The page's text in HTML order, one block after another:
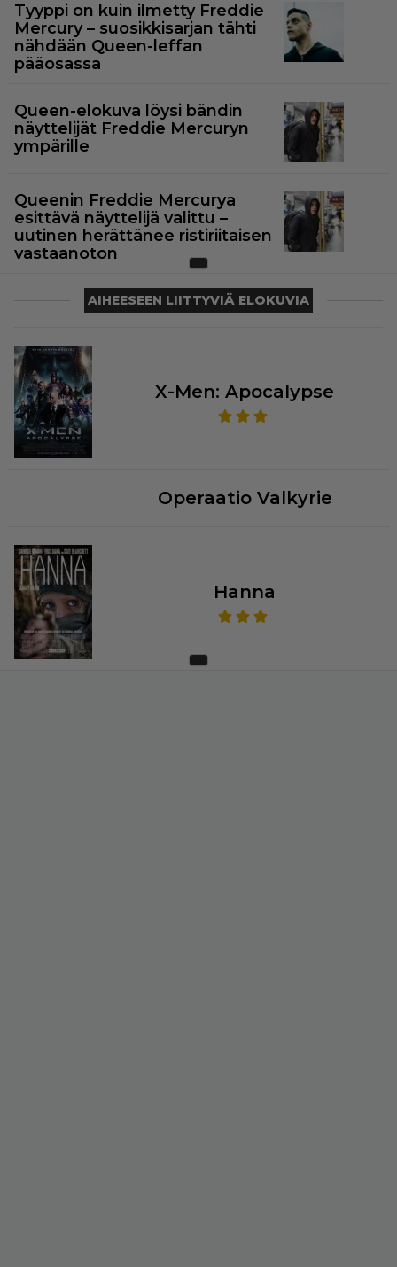
Tyyppi on kuin ilmetty Freddie
Mercury – suosikkisarjan tähti
nähdään Queen-leffan
pääosassa
Queen-elokuva löysi bändin
näyttelijät Freddie Mercuryn
ympärille
Queenin Freddie Mercurya
esittävä näyttelijä valittu –
uutinen herättänee ristiriitaisen
vastaanoton
AIHEESEEN LIITTYVIÄ ELOKUVIA
X-Men: Apocalypse
Operaatio Valkyrie
Hanna